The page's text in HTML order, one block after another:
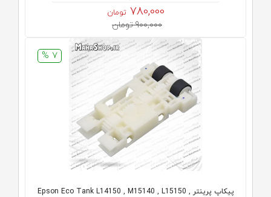
780,000 تومان
900,000 تومان
7 %
پیکاپ پرینتر Epson Eco Tank L14150 , M15140 , L15150 ,